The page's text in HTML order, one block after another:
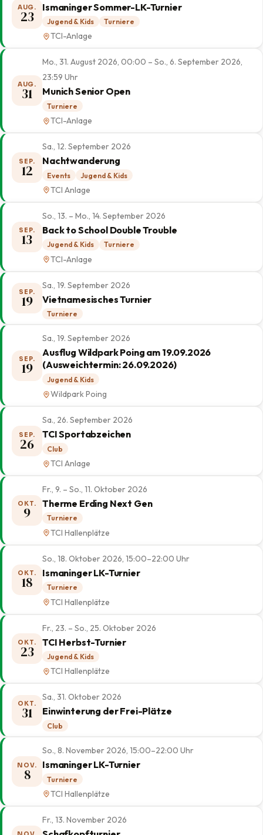
AUG.
23
Ismaninger Sommer-LK-Turnier
Jugend & Kids Turniere
TCI-Anlage
AUG.
31
Mo., 31. August 2026, 00:00 – So., 6. September 2026,
23:59 Uhr
Munich Senior Open
Turniere
TCI-Anlage
SEP.
12
Sa., 12. September 2026
Nachtwanderung
Events Jugend & Kids
TCI Anlage
SEP.
13
So., 13. – Mo., 14. September 2026
Back to School Double Trouble
Jugend & Kids Turniere
TCI-Anlage
SEP.
19
Sa., 19. September 2026
Vietnamesisches Turnier
Turniere
SEP.
19
Sa., 19. September 2026
Ausflug Wildpark Poing am 19.09.2026
(Ausweichtermin: 26.09.2026)
Jugend & Kids
Wildpark Poing
SEP.
26
Sa., 26. September 2026
TCI Sportabzeichen
Club
TCI Anlage
OKT.
9
Fr., 9. – So., 11. Oktober 2026
Therme Erding Next Gen
Turniere
TCI Hallenplätze
OKT.
18
So., 18. Oktober 2026, 15:00–22:00 Uhr
Ismaninger LK-Turnier
Turniere
TCI Hallenplätze
OKT.
23
Fr., 23. – So., 25. Oktober 2026
TCI Herbst-Turnier
Jugend & Kids
TCI Hallenplätze
OKT.
31
Sa., 31. Oktober 2026
Einwinterung der Frei-Plätze
Club
NOV.
8
So., 8. November 2026, 15:00–22:00 Uhr
Ismaninger LK-Turnier
Turniere
TCI Hallenplätze
Fr., 13. November 2026